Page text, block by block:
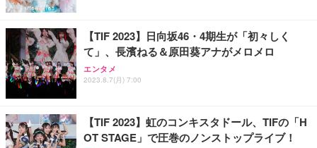
【TIF 2023】日向坂46・4期生が「初々しく
て」、長濱ねる＆原田葵アナがメロメロ
エンタメ
2023.8.7(月) 7:00
【TIF 2023】虹のコンキスタドール、TIFの「H
OT STAGE」で圧巻のノンストップライブ！